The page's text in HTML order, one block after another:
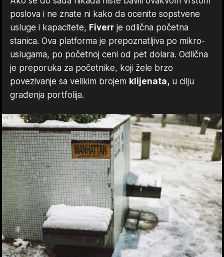
poslova i ne znate ni kako da ocenite sopstvene
usluge i kapacitete, Fiverr je odlična početna
stanica. Ova platforma je prepoznatljiva po mikro-
uslugama, po početnoj ceni od pet dolara. Odlična
je preporuka za početnike, koji žele brzo
povezivanje sa velikim brojem klijenata, u cilju
građenja portfolija.